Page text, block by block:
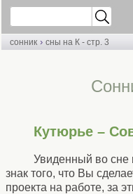
сонник › сны на К - стр. 3
Кутюрье –
Увиденный во сне
знак того, что Вы
проекта на работе, за